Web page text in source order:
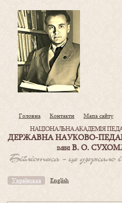
Головна Контакти Мапа сайту
НАЦІОНАЛЬНА АКАДЕМІЯ
ДЕРЖАВНА НАУКОВО-
ІМЕНІВ. О.
Українська English